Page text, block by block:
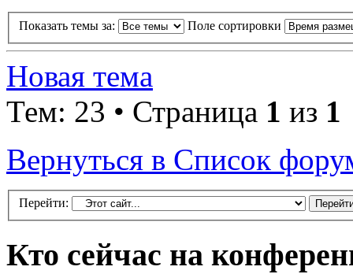
Показать темы за: Поле сортировки
Новая тема
Тем: 23 • Страница 1 из 1
Вернуться в Список
Перейти:
Кто сейчас на